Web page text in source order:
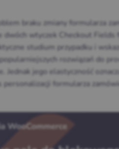
braku zmiany formularza
dwóch wtyczek Checkout Fields
studium przypadku i
rozwiązań do
jego elastyczność
personalizacji formularza